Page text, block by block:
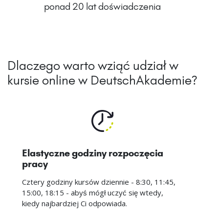
ponad 20 lat doświadczenia
Dlaczego warto wziąć udział w
kursie online w DeutschAkademie?
Elastyczne godziny rozpoczęcia
pracy
Cztery godziny kursów dziennie - 8:30, 11:45,
15:00, 18:15 - abyś mógł uczyć się wtedy,
kiedy najbardziej Ci odpowiada.